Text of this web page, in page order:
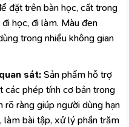
đặt trên bàn học, cất trong
học, đi làm. Màu đen
trong nhiều không gian
sát:Sản phẩm hỗ trợ
các phép tính cơ bản trong
rõ ràng giúp người dùng hạn
làm bài tập, xử lý phần trăm